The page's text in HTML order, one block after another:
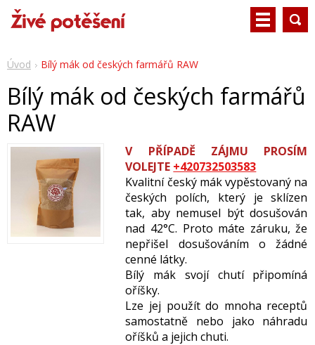
Úvod Bílý mák od českých farmářů RAW
Bílý mák od českých farmářů
RAW
V PŘÍPADĚ ZÁJMU PROSÍM
VOLEJTE +420732503583
Kvalitní český mák vypěstovaný na
českých polích, který je sklízen
tak, aby nemusel být dosušován
nad 42°C. Proto máte záruku, že
nepřišel dosušováním o žádné
cenné látky.
Bílý mák svojí chutí připomíná
oříšky.
Lze jej použít do mnoha receptů
samostatně nebo jako náhradu
oříšků a jejich chuti.